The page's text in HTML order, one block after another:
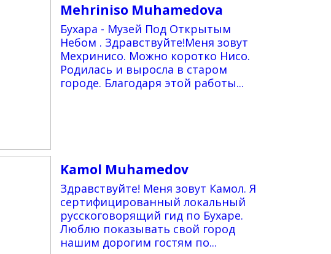
Mehriniso Muhamedova
Бухара - Музей Под Открытым
Небом . Здравствуйте!Меня зовут
Мехринисо. Можно коротко Нисо.
Родилась и выросла в старом
городе. Благодаря этой работы...
Kamol Muhamedov
Здравствуйте! Меня зовут Камол. Я
сертифицированный локальный
русскоговорящий гид по Бухаре.
Люблю показывать свой город
нашим дорогим гостям по...